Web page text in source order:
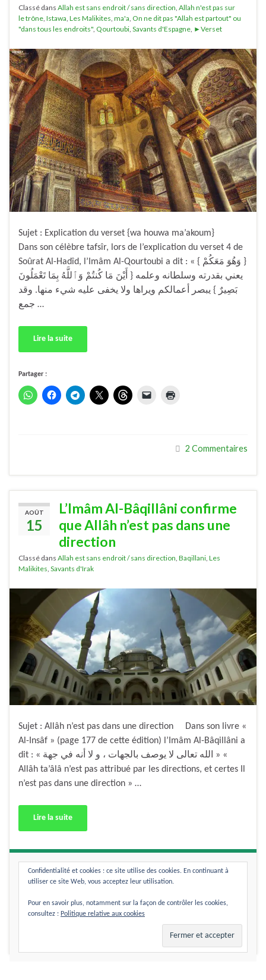
Classé dans Allah est sans endroit / sans direction Allah n'est pas sur
le trône Istawa Les Malikites ma'a On ne dit pas "Allah est partout" ou
"dans tous les endroits" Qourtoubi Savants d'Espagne ►Verset
Sujet : Explication du verset {wa houwa ma’akoum}
Dans son célèbre tafsîr, lors de l’explication du verset 4 de
Soûrat Al-Hadîd, l’Imâm Al-Qourtoubi a dit : « { وَهُوَ مَعَكُمْ }
يعني بقدرته وسلطانه وعلمه { أَيْنَ مَا كُنتُمْ وَٱللَّهُ بِمَا تَعْمَلُونَ
بَصِيرٌ } يبصر أعمالكم ويراها ولا يخفى عليه شيء منها. وقد
جمع …
Lire la suite
Partager :
2 Commentaires
AOÛT
15
L’Imâm Al-Bâqillâni confirme
que Allâh n’est pas dans une
direction
Classé dans Allah est sans endroit / sans direction, Baqillani, Les
Malikites, Savants d'Irak
Sujet : Allâh n’est pas dans une direction Dans son livre «
Al-Insâf » (page 177 de cette édition) l’Imâm Al-Bâqillâni a
dit : « الله تعالى لا يوصف بالجهات ، و لا أنه في جهة » «
Allâh ta’âlâ n’est pas attribué par les directions, et certes Il
n’est pas dans une direction » …
Lire la suite
Partager :
Faire un commentaire
Confidentialité et cookies : ce site utilise des cookies. En continuant à
utiliser ce site Web, vous acceptez leur utilisation.
Pour en savoir plus, notamment sur la façon de contrôler les cookies,
consultez : Politique relative aux cookies